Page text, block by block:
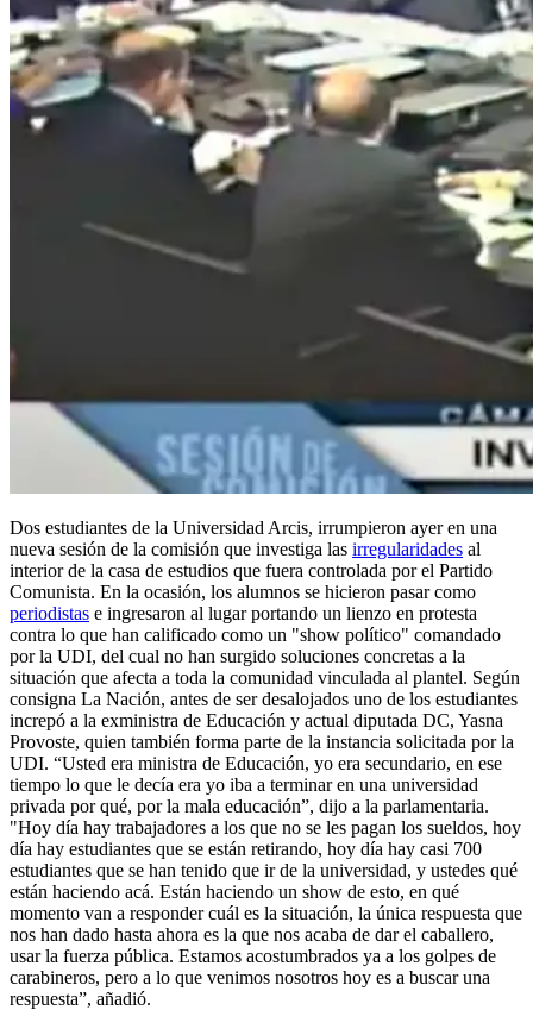
Dos estudiantes de la Universidad Arcis, irrumpieron ayer en una
nueva sesión de la comisión que investiga las irregularidades al
interior de la casa de estudios que fuera controlada por el Partido
Comunista. En la ocasión, los alumnos se hicieron pasar como
periodistas e ingresaron al lugar portando un lienzo en protesta
contra lo que han calificado como un "show político" comandado
por la UDI, del cual no han surgido soluciones concretas a la
situación que afecta a toda la comunidad vinculada al plantel. Según
consigna La Nación, antes de ser desalojados uno de los estudiantes
increpó a la exministra de Educación y actual diputada DC, Yasna
Provoste, quien también forma parte de la instancia solicitada por la
UDI. “Usted era ministra de Educación, yo era secundario, en ese
tiempo lo que le decía era yo iba a terminar en una universidad
privada por qué, por la mala educación”, dijo a la parlamentaria.
"Hoy día hay trabajadores a los que no se les pagan los sueldos, hoy
día hay estudiantes que se están retirando, hoy día hay casi 700
estudiantes que se han tenido que ir de la universidad, y ustedes qué
están haciendo acá. Están haciendo un show de esto, en qué
momento van a responder cuál es la situación, la única respuesta que
nos han dado hasta ahora es la que nos acaba de dar el caballero,
usar la fuerza pública. Estamos acostumbrados ya a los golpes de
carabineros, pero a lo que venimos nosotros hoy es a buscar una
respuesta”, añadió.